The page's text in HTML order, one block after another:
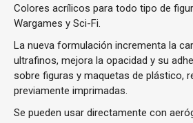
Colores acrílicos para todo tipo de
Wargames y Sci-Fi.
La nueva formulación incrementa la
ultrafinos, mejora la opacidad y su
sobre figuras y maquetas de plástico,
previamente imprimadas.
Se pueden usar directamente con